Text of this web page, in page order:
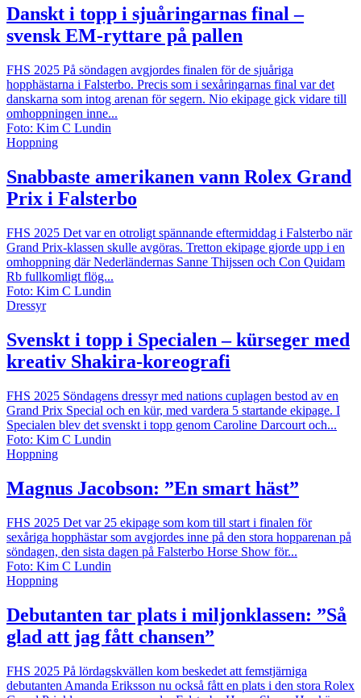
Danskt i topp i sjuåringarnas final –
svensk EM-ryttare på pallen
FHS 2025 På söndagen avgjordes finalen för de sjuåriga
hopphästarna i Falsterbo. Precis som i sexåringarnas final var det
danskarna som intog arenan för segern. Nio ekipage gick vidare till
omhoppningen inne...
Foto: Kim C Lundin
Hoppning
Snabbaste amerikanen vann Rolex Grand
Prix i Falsterbo
FHS 2025 Det var en otroligt spännande eftermiddag i Falsterbo när
Grand Prix-klassen skulle avgöras. Tretton ekipage gjorde upp i en
omhoppning där Nederländernas Sanne Thijssen och Con Quidam
Rb fullkomligt flög...
Foto: Kim C Lundin
Dressyr
Svenskt i topp i Specialen – kürseger med
kreativ Shakira-koreografi
FHS 2025 Söndagens dressyr med nations cuplagen bestod av en
Grand Prix Special och en kür, med vardera 5 startande ekipage. I
Specialen blev det svenskt i topp genom Caroline Darcourt och...
Foto: Kim C Lundin
Hoppning
Magnus Jacobson: ”En smart häst”
FHS 2025 Det var 25 ekipage som kom till start i finalen för
sexåriga hopphästar som avgjordes inne på den stora hopparenan på
söndagen, den sista dagen på Falsterbo Horse Show för...
Foto: Kim C Lundin
Hoppning
Debutanten tar plats i miljonklassen: ”Så
glad att jag fått chansen”
FHS 2025 På lördagskvällen kom beskedet att femstjärniga
debutanten Amanda Eriksson nu också fått en plats i den stora Rolex